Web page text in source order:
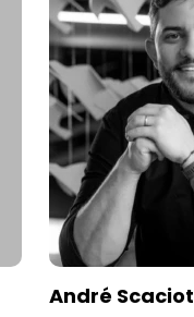
André